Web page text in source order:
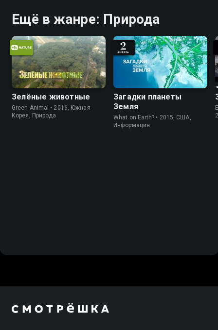
Ещё в жанре: Природа
Зелёные животные
Green Animal • 2016, Южная
Корея, Природа
Загадки планеты
Земля
What on Earth? • 2015, США,
Информация